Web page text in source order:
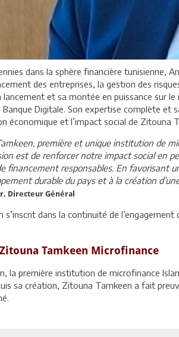
dans la sphère financière tunisienne,
des entreprises, la gestion des
et sa montée en puissance sur
Banque Digitale. Son expertise complète
économique et l’impact social de Zitouna
première et unique institution de
est de renforcer notre impact social en
financement responsables. En favorisant
durable du pays et à la création
Directeur Général
s’inscrit dans la continuité de
Tamkeen Microfinance
la première institution de microfinance
sa création, Zitouna Tamkeen a fait